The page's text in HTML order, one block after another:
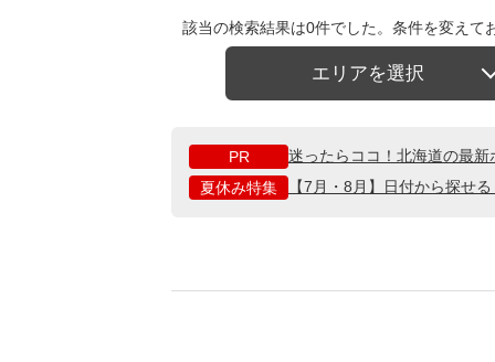
該当の検索結果は0件でした。条件を変えて
エリアを選択
PR
迷ったらココ！北海道の最
夏休み特集
【7月・8月】日付から探せ